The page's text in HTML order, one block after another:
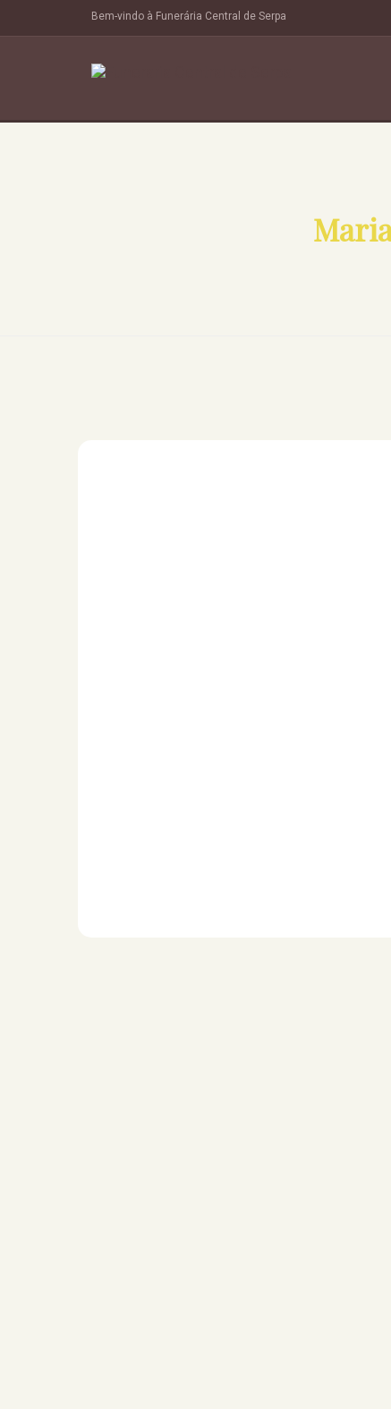
Bem-vindo à Funerária Central de Serpa